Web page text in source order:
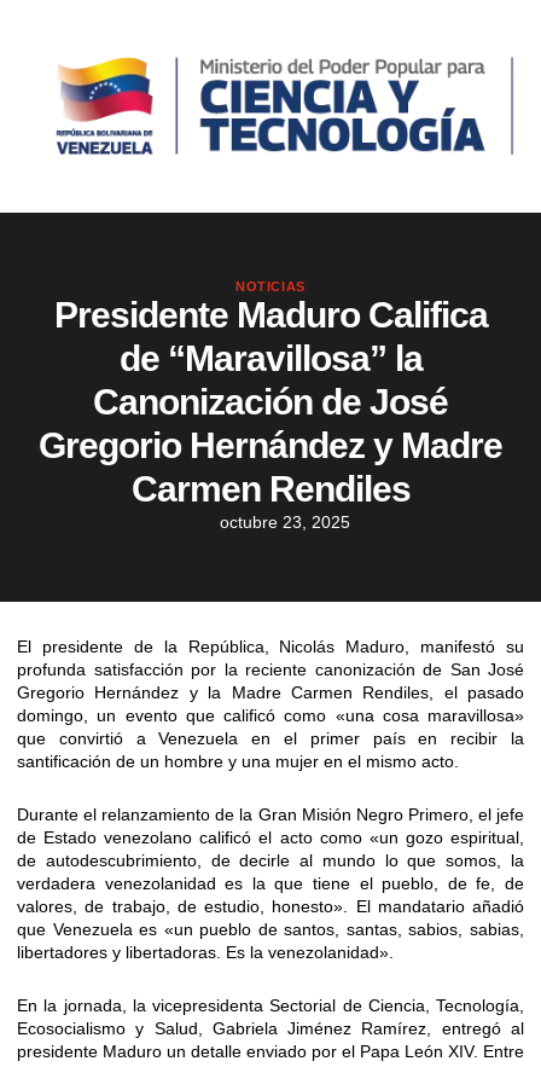
NOTICIAS
Presidente Maduro Califica
de “Maravillosa” la
Canonización de José
Gregorio Hernández y Madre
Carmen Rendiles
octubre 23, 2025
El presidente de la República, Nicolás Maduro, manifestó su
profunda satisfacción por la reciente canonización de San José
Gregorio Hernández y la Madre Carmen Rendiles, el pasado
domingo, un evento que calificó como «una cosa maravillosa»
que convirtió a Venezuela en el primer país en recibir la
santificación de un hombre y una mujer en el mismo acto.
Durante el relanzamiento de la Gran Misión Negro Primero, el jefe
de Estado venezolano calificó el acto como «un gozo espiritual,
de autodescubrimiento, de decirle al mundo lo que somos, la
verdadera venezolanidad es la que tiene el pueblo, de fe, de
valores, de trabajo, de estudio, honesto». El mandatario añadió
que Venezuela es «un pueblo de santos, santas, sabios, sabias,
libertadores y libertadoras. Es la venezolanidad».
En la jornada, la vicepresidenta Sectorial de Ciencia, Tecnología,
Ecosocialismo y Salud, Gabriela Jiménez Ramírez, entregó al
presidente Maduro un detalle enviado por el Papa León XIV. Entre